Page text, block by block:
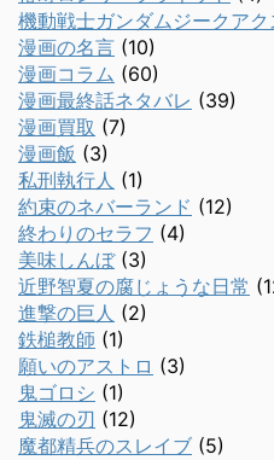
機動戦士ガンダムジークアク
漫画の名言 (10)
漫画コラム (60)
漫画最終話ネタバレ (39)
漫画買取 (7)
漫画飯 (3)
私刑執行人 (1)
約束のネバーランド (12)
終わりのセラフ (4)
美味しんぼ(3)
近野智夏の腐じょうな日常
進撃の巨人 (2)
鉄槌教師 (1)
願いのアストロ (3)
鬼ゴロシ (1)
鬼滅の刃 (12)
魔都精兵のスレイブ (5)